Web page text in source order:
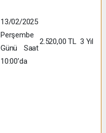
13/02/2025
Perşembe
Günü Saat
10:00’da
2.520,00 TL 3 Yıl